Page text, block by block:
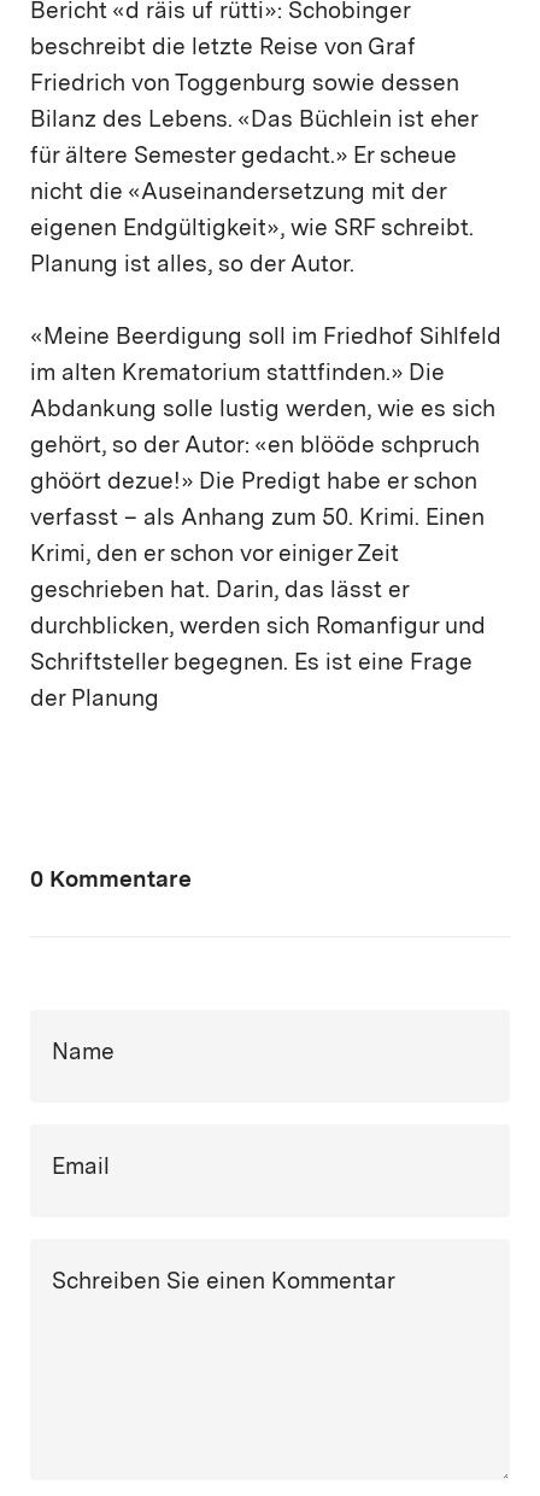
Bericht «d räis uf rütti»: Schobinger
beschreibt die letzte Reise von Graf
Friedrich von Toggenburg sowie dessen
Bilanz des Lebens. «Das Büchlein ist eher
für ältere Semester gedacht.» Er scheue
nicht die «Auseinandersetzung mit der
eigenen Endgültigkeit», wie SRF schreibt.
Planung ist alles, so der Autor.
«Meine Beerdigung soll im Friedhof Sihlfeld
im alten Krematorium stattfinden.» Die
Abdankung solle lustig werden, wie es sich
gehört, so der Autor: «en blööde schpruch
ghöört dezue!» Die Predigt habe er schon
verfasst – als Anhang zum 50. Krimi. Einen
Krimi, den er schon vor einiger Zeit
geschrieben hat. Darin, das lässt er
durchblicken, werden sich Romanfigur und
Schriftsteller begegnen. Es ist eine Frage
der Planung
0 Kommentare
Name
Email
Schreiben Sie einen Kommentar